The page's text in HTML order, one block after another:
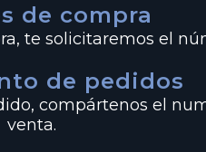
de compra
te solicitaremos el
de pedidos
compártenos el
venta.